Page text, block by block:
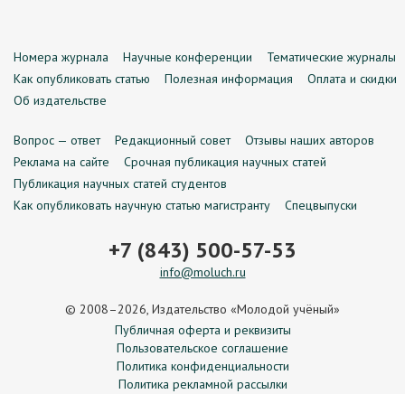
Номера журнала Научные конференции
Тематические журналы
Как опубликовать статью
Полезная информация
Оплата и скидки
Об издательстве
Вопрос — ответ Редакционный совет
Отзывы наших авторов
Реклама на сайте
Срочная публикация научных статей
Публикация научных статей студентов
Как опубликовать научную статью магистранту
Спецвыпуски
+7 (843) 500-57-53
info@moluch.ru
© 2008–2026, Издательство «Молодой учёный»
Публичная оферта и реквизиты
Пользовательское соглашение
Политика конфиденциальности
Политика рекламной рассылки